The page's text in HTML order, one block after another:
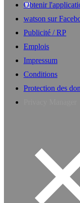
Obtenir
watson sur
Publicité / RP
Emplois
Impressum
Conditions
Protection des